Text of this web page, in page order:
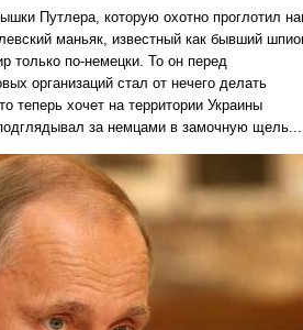
Путлера, которую охотно проглотил
маньяк, известный как бывший
только по-немецки. То он перед
организаций стал от нечего делать
теперь хочет на территории Украины
за немцами в замочную щель...